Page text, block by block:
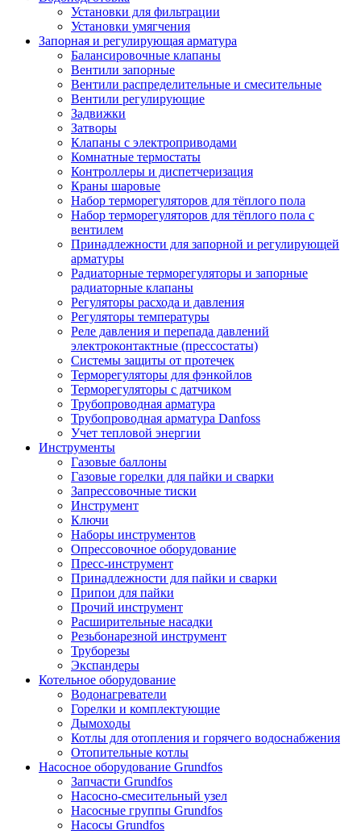
Установки для фильтрации
Установки умягчения
Запорная и регулирующая арматура
Балансировочные клапаны
Вентили запорные
Вентили распределительные и смесительные
Вентили регулирующие
Задвижки
Затворы
Клапаны с электроприводами
Комнатные термостаты
Контроллеры и диспетчеризация
Краны шаровые
Набор терморегуляторов для тёплого пола
Набор терморегуляторов для тёплого пола с
вентилем
Принадлежности для запорной и регулирующей
арматуры
Радиаторные терморегуляторы и запорные
радиаторные клапаны
Регуляторы расхода и давления
Регуляторы температуры
Реле давления и перепада давлений
электроконтактные (прессостаты)
Системы защиты от протечек
Терморегуляторы для фэнкойлов
Терморегуляторы с датчиком
Трубопроводная арматура
Трубопроводная арматура Danfoss
Учет тепловой энергии
Инструменты
Газовые баллоны
Газовые горелки для пайки и сварки
Запрессовочные тиски
Инструмент
Ключи
Наборы инструментов
Опрессовочное оборудование
Пресс-инструмент
Принадлежности для пайки и сварки
Припои для пайки
Прочий инструмент
Расширительные насадки
Резьбонарезной инструмент
Труборезы
Экспандеры
Котельное оборудование
Водонагреватели
Горелки и комплектующие
Дымоходы
Котлы для отопления и горячего водоснабжения
Отопительные котлы
Насосное оборудование Grundfos
Запчасти Grundfos
Насосно-смесительный узел
Насосные группы Grundfos
Насосы Grundfos